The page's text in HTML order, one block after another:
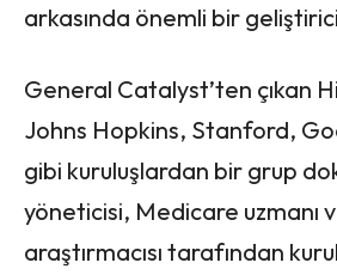
arkasında önemli bir
General Catalyst’ten çıkan
Johns Hopkins, Stanford,
gibi kuruluşlardan bir grup
yöneticisi, Medicare uzmanı
araştırmacısı tarafından